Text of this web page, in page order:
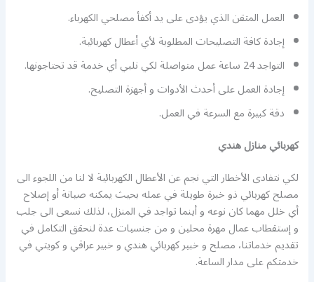
العمل المتقن الذي يؤدى على يد أكفأ مصلحي الكهرباء.
إجادة كافة التصليحات المطلوبة لأي أعطال كهربائية.
التواجد 24 ساعة عمل متواصلة لكي نلبي أي خدمة قد تحتاجونها.
إجادة العمل على أحدث الأدوات و أجهزة التصليح.
دقة كبيرة مع السرعة في العمل.
كهربائي منازل هندي
لكي نتفادى الأخطار التي نجم عن الأعطال الكهربائية لا لنا من اللجوء الى
مصلح كهربائي ذو خبرة طويلة في عمله بحيث يمكنه صيانة أو إصلاح
أي خلل مهما كان نوعه و أينما تواجد في المنزل، لذلك نسعى الى جلب
و إستقطاب عمال مهرة محلين و من جنسيات عدة لنحقق التكامل في
تقديم خدماتنا، مصلح و خبير كهربائي هندي و خبير عراقي و كويتي في
خدمتكم على مدار الساعة.